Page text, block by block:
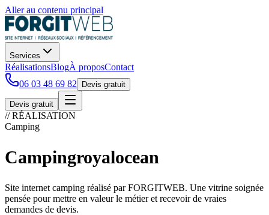
Aller au contenu principal
Services
RéalisationsBlogÀ proposContact
06 03 48 69 82
Devis gratuit
Devis gratuit
// RÉALISATION
Camping
Campingroyalocean
Site internet camping réalisé par FORGITWEB. Une vitrine soignée
pensée pour mettre en valeur le métier et recevoir de vraies
demandes de devis.